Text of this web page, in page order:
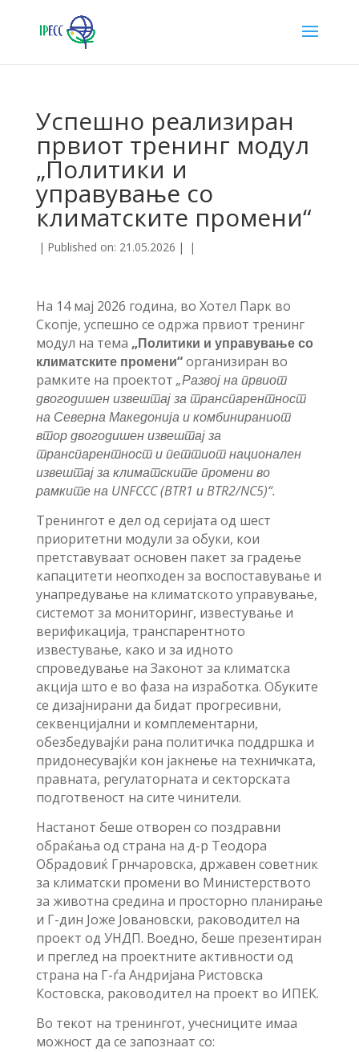
Успешно реализиран
првиот тренинг модул
„Политики и
управување со
климатските промени“
| Published on: 21.05.2026 | |
На 14 мај 2026 година, во Хотел Парк во
Скопје, успешно се одржа првиот тренинг
модул на тема „Политики и управување со
климатските промени“организиран во
рамките на проектот „Развој на првиот
двогодишен извештај за транспарентност
на Северна Македонија и комбинираниот
втор двогодишен извештај за
транспарентност и петтиот национален
извештај за климатските промени во
рамките на UNFCCC (BTR1 и BTR2/NC5)“.
Тренингот е дел од серијата од шест
приоритетни модули за обуки, кои
претставуваат основен пакет за градење
капацитети неопходен за воспоставување и
унапредување на климатското управување,
системот за мониторинг, известување и
верификација, транспарентното
известување, како и за идното
спроведување на Законот за климатска
акција што е во фаза на изработка. Обуките
се дизајнирани да бидат прогресивни,
секвенцијални и комплементарни,
обезбедувајќи рана политичка поддршка и
придонесувајќи кон јакнење на техничката,
правната, регулаторната и секторската
подготвеност на сите чинители.
Настанот беше отворен со поздравни
обраќања од страна на д-р Теодора
Обрадовиќ Грнчаровска, државен советник
за климатски промени во Министерството
за животна средина и просторно планирање
и Г-дин Јоже Јовановски, раководител на
проект од УНДП. Воедно, беше презентиран
и преглед на проектните активности од
страна на Г-ѓа Андријана Ристовска
Костовска, раководител на проект во ИПЕК.
Во текот на тренингот, учесниците имаа
можност да се запознаат со: